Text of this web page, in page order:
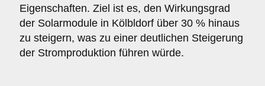
Eigenschaften. Ziel ist es, den Wirkungsgrad
der Solarmodule in Kölbldorf über 30 % hinaus
zu steigern, was zu einer deutlichen Steigerung
der Stromproduktion führen würde.